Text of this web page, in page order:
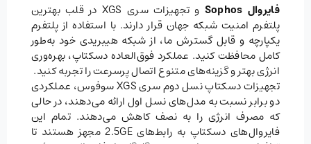
فایروال Sophos
و تجهیزات سری XGS در قلب بهترین
پلتفرم امنیت شبکه جهان قرار دارند. با استفاده از پلتفرم
یکپارچه و قابل گسترش ما، از شبکه هیبریدی خود به‌طور
کامل محافظت کنید. عملکرد فوق‌العاده دسکتاپ، بهره‌وری
انرژی بهتر و گزینه‌های متنوع اتصال پرسرعت را تجربه کنید.
تجهیزات دسکتاپ نسل دوم سری XGS سوفوس، عملکردی
دو برابر نسبت به مدل‌های نسل اول ارائه می‌دهند، در حالی
که مصرف انرژی را به نصف کاهش می‌دهند. تمام این
فایروال‌های دسکتاپ به رابط‌های 2.5GE مجهز هستند تا